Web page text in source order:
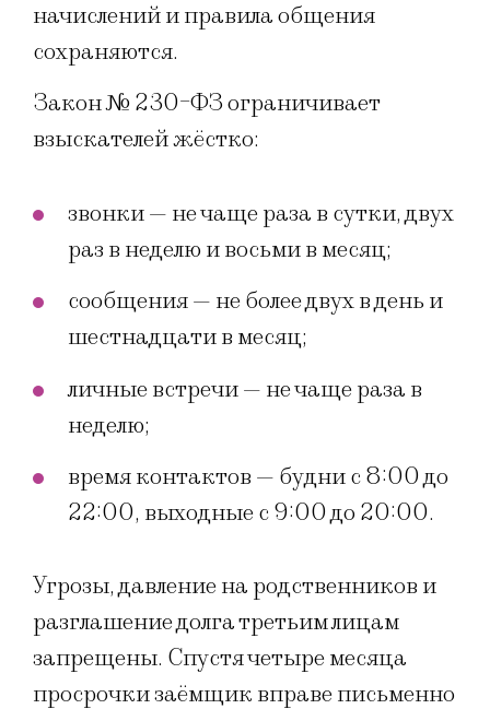
начислений и правила общения
сохраняются.
Закон № 230-ФЗ ограничивает
взыскателей жёстко:
звонки — не чаще раза в сутки, двух
раз в неделю и восьми в месяц;
сообщения — не более двух в день и
шестнадцати в месяц;
личные встречи — не чаще раза в
неделю;
время контактов — будни с 8:00 до
22:00, выходные с 9:00 до 20:00.
Угрозы, давление на родственников и
разглашение долга третьим лицам
запрещены. Спустя четыре месяца
просрочки заёмщик вправе письменно